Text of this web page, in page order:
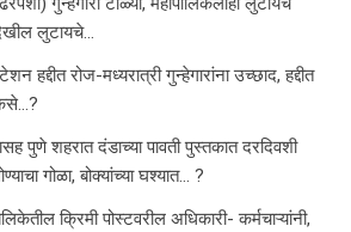
लुटायचे…
हद्दीत रोज-मध्यरात्री गुन्हेगारांना उच्छाद, हद्दीत
पुणे शहरात दंडाच्या पावती पुस्तकात दरदिवशी
गोळा, बोक्यांच्या घश्यात… ?
क्रिमी पोस्टवरील अधिकारी- कर्मचाऱ्यांनी,